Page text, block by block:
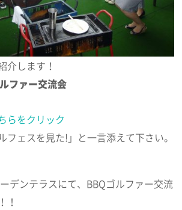
介します！
ファー交流会
らをクリック
ェスを見た!」と一言添えて下さい。
デンテラスにて、BBQゴルファー交流
！